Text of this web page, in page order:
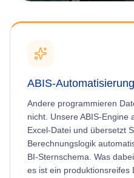
ABIS-Automatisierung
Andere programmieren
nicht. Unsere ABIS-Engine
Excel-Datei und übersetzt
Berechnungslogik
BI-Sternschema. Was
es ist ein produktionsreifes